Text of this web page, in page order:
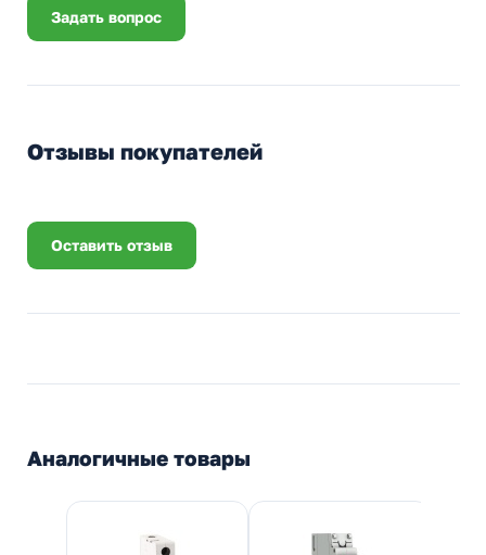
Задать вопрос
Отзывы покупателей
Оставить отзыв
Аналогичные товары